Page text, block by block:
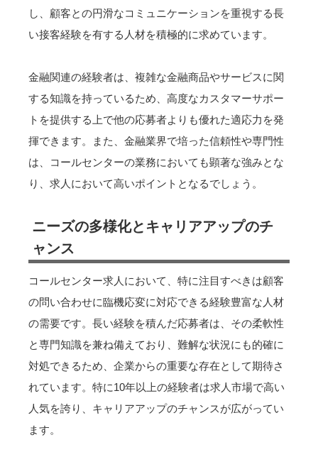
し、顧客との円滑なコミュニケーションを重視する長
い接客経験を有する人材を積極的に求めています。
金融関連の経験者は、複雑な金融商品やサービスに関
する知識を持っているため、高度なカスタマーサポー
トを提供する上で他の応募者よりも優れた適応力を発
揮できます。また、金融業界で培った信頼性や専門性
は、コールセンターの業務においても顕著な強みとな
り、求人において高いポイントとなるでしょう。
ニーズの多様化とキャリアアップのチ
ャンス
コールセンター求人において、特に注目すべきは顧客
の問い合わせに臨機応変に対応できる経験豊富な人材
の需要です。長い経験を積んだ応募者は、その柔軟性
と専門知識を兼ね備えており、難解な状況にも的確に
対処できるため、企業からの重要な存在として期待さ
れています。特に10年以上の経験者は求人市場で高い
人気を誇り、キャリアアップのチャンスが広がってい
ます。